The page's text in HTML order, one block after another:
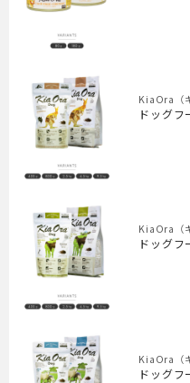
KiaOra（
ドッグフ
KiaOra（
ドッグフ
KiaOra（
ドッグフ